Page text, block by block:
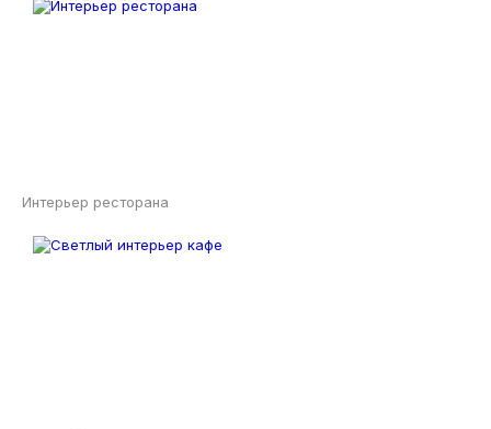
Интерьер ресторана